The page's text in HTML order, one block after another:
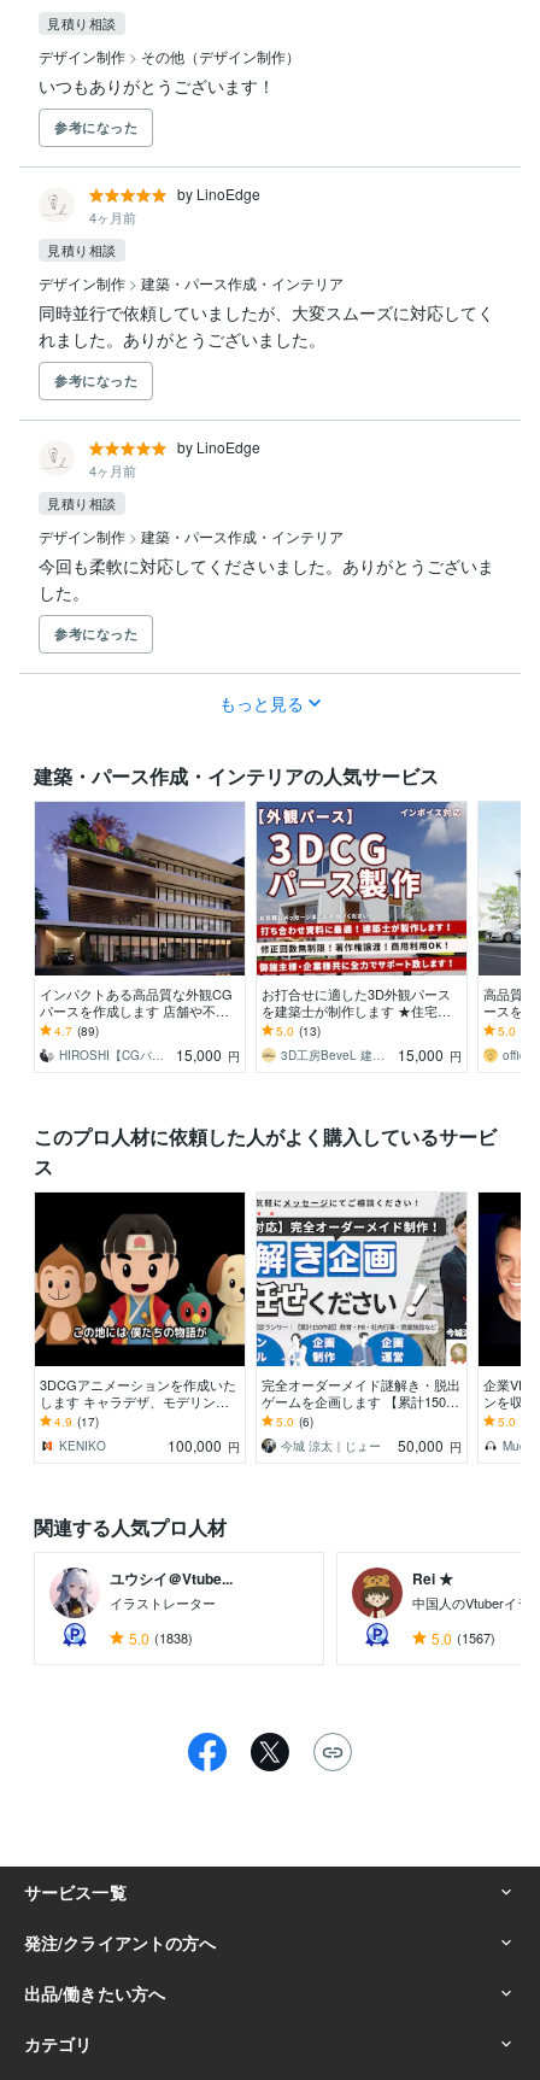
見積り相談
デザイン制作 > その他（デザイン制作）
いつもありがとうございます！
参考になった
by LinoEdge
4ヶ月前
見積り相談
デザイン制作 > 建築・パース作成・インテリア
同時並行で依頼していましたが、大変スムーズに対応してく
れました。ありがとうございました。
参考になった
by LinoEdge
4ヶ月前
見積り相談
デザイン制作 > 建築・パース作成・インテリア
今回も柔軟に対応してくださいました。ありがとうございま
した。
参考になった
もっと見る
建築・パース作成・インテリアの人気サービス
インパクトある高品質な外観CG
パースを作成します 店舗や不動
産のチラシ、施主様へのプレゼン
等で必要な方へ
4.7 (89)
HIROSHI【CGパース4日で作成】
15,000 円
お打合せに適した3D外観パース
を建築士が制作します ★住宅規
模~大規模建築まで全対応★イン
ボイス対応★
5.0 (13)
3D工房BeveL 建築3DCGパース
15,000 円
高品質
ースを
的な建
り作成
5.0
office
このプロ人材に依頼した人がよく購入しているサービ
ス
3DCGアニメーションを作成いた
します キャラデザ、モデリン
グ、アニメーション、音声まで丸
投げOK！
4.9 (17)
KENIKO
100,000 円
完全オーダーメイド謎解き・脱出
ゲームを企画します 【累計150件
超】教育・PR・社内行事・商業
施設まで幅広く
5.0 (6)
今城 涼太｜じょー
50,000 円
企業VP
ンを収
ージ｜
5.0
Mug
関連する人気プロ人材
ユウシイ＠Vtube...
イラストレーター
5.0 (1838)
Rei ★
中国人のVtuberイラ
5.0 (1567)